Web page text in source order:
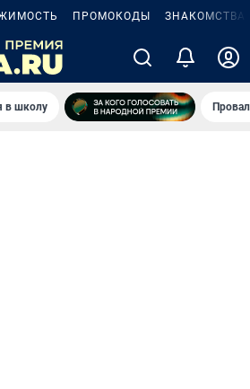
ПРОМОКОДЫ ЗНАКОМСТВА
в школу